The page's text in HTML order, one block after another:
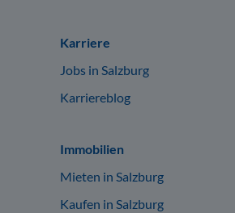
Karriere
Jobs in Salzburg
Karriereblog
Immobilien
Mieten in Salzburg
Kaufen in Salzburg